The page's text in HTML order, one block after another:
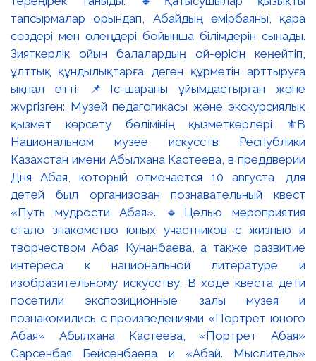
тапсырмалар орындап, Абайдың өмірбаяны, қара
сөздері мен өлеңдері бойынша білімдерін сынады.
Зияткерлік ойын балалардың ой-өрісін кеңейтіп,
ұлттық құндылықтарға деген құрметін арттыруға
ықпал етті. 📌Іс-шараны ұйымдастырған және
жүргізген: Музей педагогикасы және экскурсиялық
қызмет көрсету бөлімінің қызметкерлері ⚜️В
Национальном музее искусств Республики
Казахстан имени Абылхана Кастеева, в преддверии
Дня Абая, который отмечается 10 августа, для
детей был организован познавательный квест
«Путь мудрости Абая». 🔹Целью мероприятия
стало знакомство юных участников с жизнью и
творчеством Абая Кунанбаева, а также развитие
интереса к национальной литературе и
изобразительному искусству. В ходе квеста дети
посетили экспозиционные залы музея и
познакомились с произведениями «Портрет юного
Абая» Абылхана Кастеева, «Портрет Абая»
Сарсенбая Бейсенбаева и «Абай. Мыслитель»